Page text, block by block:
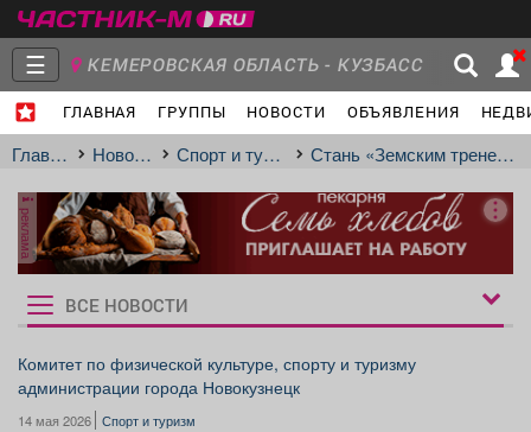
☰ КЕМЕРОВСКАЯ ОБЛАСТЬ - КУЗБАСС
ГЛАВНАЯ ГРУППЫ НОВОСТИ ОБЪЯВЛЕНИЯ
Главная
Новости
Объявления Недвижимость Услуги
Главная Новости Спорт и туризм Стань «Земским тренером»!
реклама
Рукбрики
новостей
ВСЕ НОВОСТИ
Комитет по физической культуре, спорту и туризму
администрации города Новокузнецк
14 мая 2026 Спорт и туризм